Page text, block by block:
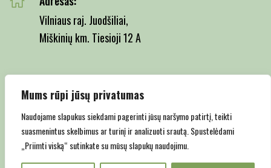
Mums rūpi jūsų privatumas
Naudojame slapukus siekdami pagerinti jūsų naršymo patirtį, teikti
suasmenintus skelbimus ar turinį ir analizuoti srautą. Spustelėdami
„Priimti viską“ sutinkate su mūsų slapukų naudojimu.
Vilniaus raj. Juodšiliai,
Miškinių km. Tiesioji 12 A
Email:
info@juodsiliumedelynas.lt